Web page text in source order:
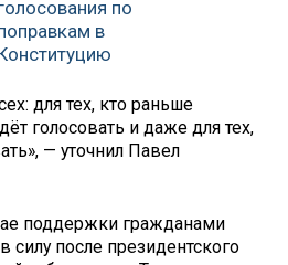
по
в
для тех, кто раньше
голосовать и даже для тех,
— уточнил Павел
поддержки гражданами
силу после президентского